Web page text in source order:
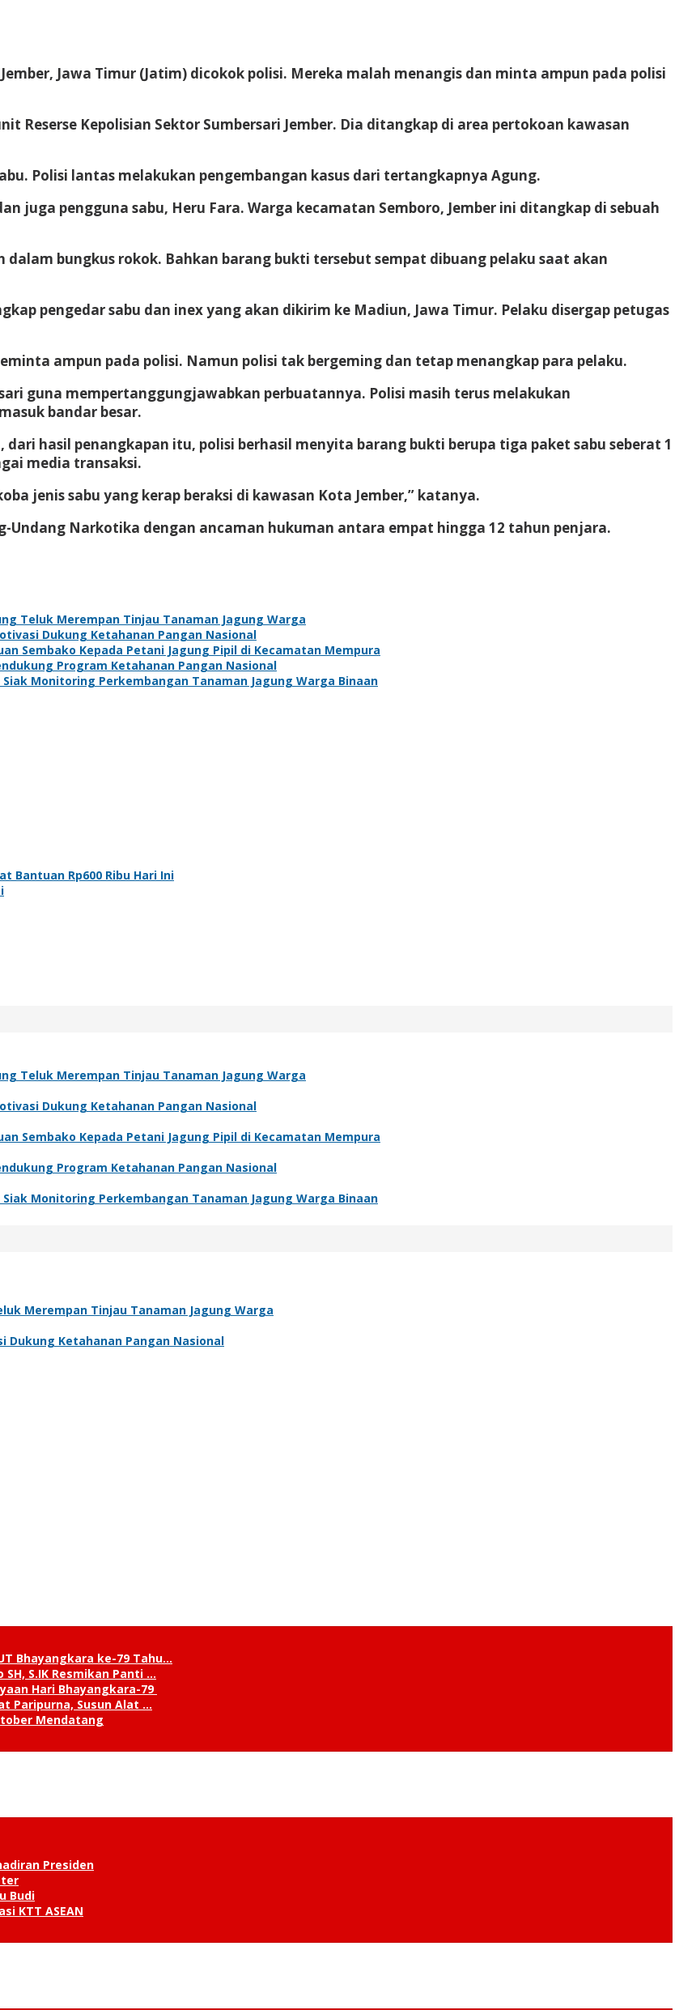
Jawa Timur (Jatim) dicokok polisi. Mereka malah menangis dan minta ampun pada polisi
Reserse Kepolisian Sektor Sumbersari Jember. Dia ditangkap di area pertokoan kawasan
Polisi lantas melakukan pengembangan kasus dari tertangkapnya Agung.
juga pengguna sabu, Heru Fara. Warga kecamatan Semboro, Jember ini ditangkap di sebuah
bungkus rokok. Bahkan barang bukti tersebut sempat dibuang pelaku saat akan
pengedar sabu dan inex yang akan dikirim ke Madiun, Jawa Timur. Pelaku disergap petugas
ampun pada polisi. Namun polisi tak bergeming dan tetap menangkap para pelaku.
guna mempertanggungjawabkan perbuatannya. Polisi masih terus melakukan
bandar besar.
hasil penangkapan itu, polisi berhasil menyita barang bukti berupa tiga paket sabu seberat 1
media transaksi.
jenis sabu yang kerap beraksi di kawasan Kota Jember,” katanya.
Narkotika dengan ancaman hukuman antara empat hingga 12 tahun penjara.
Teluk Merempan Tinjau Tanaman Jagung Warga
Dukung Ketahanan Pangan Nasional
Sembako Kepada Petani Jagung Pipil di Kecamatan Mempura
Program Ketahanan Pangan Nasional
Monitoring Perkembangan Tanaman Jagung Warga Binaan
Bantuan Rp600 Ribu Hari Ini
Teluk Merempan Tinjau Tanaman Jagung Warga
Dukung Ketahanan Pangan Nasional
Sembako Kepada Petani Jagung Pipil di Kecamatan Mempura
Program Ketahanan Pangan Nasional
Monitoring Perkembangan Tanaman Jagung Warga Binaan
Merempan Tinjau Tanaman Jagung Warga
Dukung Ketahanan Pangan Nasional
Bhayangkara ke-79 Tahu…
SH, S.IK Resmikan Panti …
Hari Bhayangkara-79
Paripurna, Susun Alat …
Mendatang
Presiden
Budi
KTT ASEAN